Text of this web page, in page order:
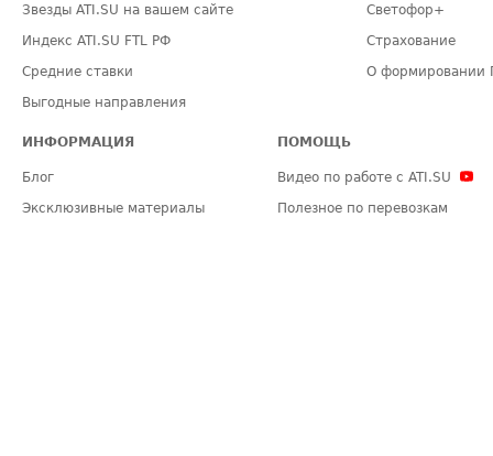
Звезды ATI.SU на вашем сайте
Индекс ATI.SU FTL РФ
Средние ставки
Выгодные направления
Светофор+
Страхование
О формировании
ИНФОРМАЦИЯ
Блог
Эксклюзивные материалы
ПОМОЩЬ
Видео по работе с ATI.SU
Полезное по перевозкам